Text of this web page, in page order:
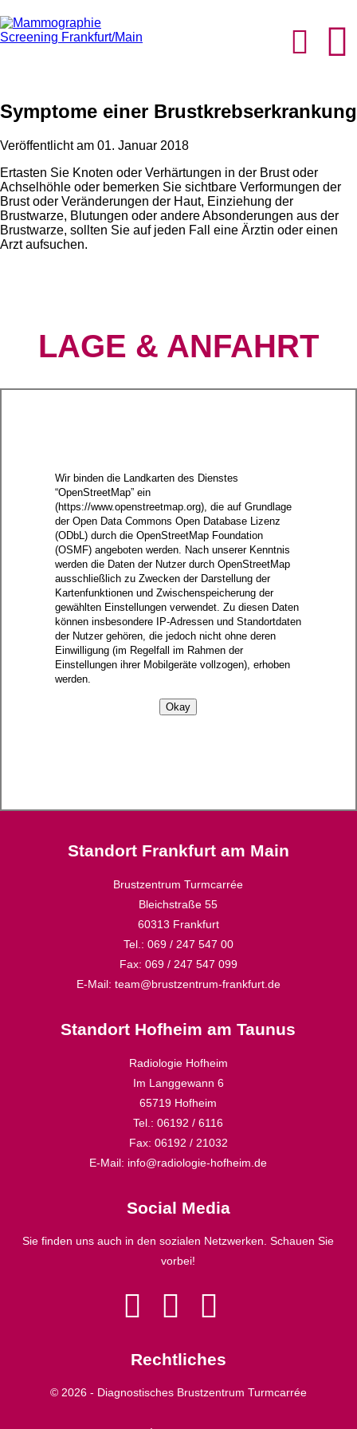
Symptome einer Brustkrebserkrankung
Veröffentlicht am 01. Januar 2018
Ertasten Sie Knoten oder Verhärtungen in der Brust oder
Achselhöhle oder bemerken Sie sichtbare Verformungen der
Brust oder Veränderungen der Haut, Einziehung der
Brustwarze, Blutungen oder andere Absonderungen aus der
Brustwarze, sollten Sie auf jeden Fall eine Ärztin oder einen
Arzt aufsuchen.
LAGE & ANFAHRT
Wir binden die Landkarten des Dienstes
“OpenStreetMap” ein
(https://www.openstreetmap.org), die auf Grundlage
der Open Data Commons Open Database Lizenz
(ODbL) durch die OpenStreetMap Foundation
(OSMF) angeboten werden. Nach unserer Kenntnis
werden die Daten der Nutzer durch OpenStreetMap
ausschließlich zu Zwecken der Darstellung der
Kartenfunktionen und Zwischenspeicherung der
gewählten Einstellungen verwendet. Zu diesen Daten
können insbesondere IP-Adressen und Standortdaten
der Nutzer gehören, die jedoch nicht ohne deren
Einwilligung (im Regelfall im Rahmen der
Einstellungen ihrer Mobilgeräte vollzogen), erhoben
werden.
Standort Frankfurt am Main
Brustzentrum Turmcarrée
Bleichstraße 55
60313 Frankfurt
Tel.: 069 / 247 547 00
Fax: 069 / 247 547 099
E-Mail: team@brustzentrum-frankfurt.de
Standort Hofheim am Taunus
Radiologie Hofheim
Im Langgewann 6
65719 Hofheim
Tel.: 06192 / 6116
Fax: 06192 / 21032
E-Mail: info@radiologie-hofheim.de
Social Media
Sie finden uns auch in den sozialen Netzwerken. Schauen Sie
vorbei!
Rechtliches
© 2026 - Diagnostisches Brustzentrum Turmcarrée